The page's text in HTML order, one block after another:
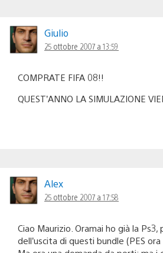
Giulio
25 ottobre 2007 a 13:59
COMPRATE FIFA 08!!
QUEST’ANNO LA SIMULAZIONE
Alex
25 ottobre 2007 a 17:58
Ciao Maurizio. Oramai ho già la
dell’uscita di questi bundle (PES ora